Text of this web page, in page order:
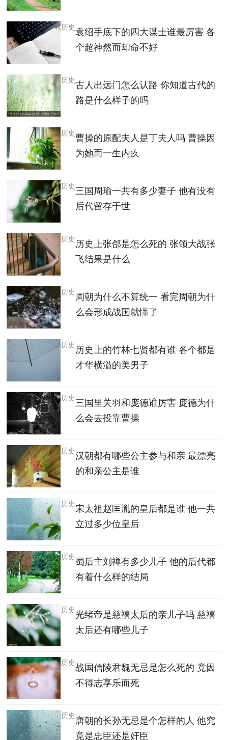
袁绍手底下的四大谋士谁最厉害 各
个超神然而却命不好
历史
古人出远门怎么认路 你知道古代的
路是什么样子的吗
历史
曹操的原配夫人是丁夫人吗 曹操因
为她而一生内疚
历史
三国周瑜一共有多少妻子 他有没有
后代留存于世
历史
历史上张郃是怎么死的 张颌大战张
飞结果是什么
历史
周朝为什么不算统一 看完周朝为什
么会形成战国就懂了
历史
历史上的竹林七贤都有谁 各个都是
才华横溢的美男子
历史
三国里关羽和庞德谁厉害 庞德为什
么会去投靠曹操
历史
汉朝都有哪些公主参与和亲 最漂亮
的和亲公主是谁
历史
宋太祖赵匡胤的皇后都是谁 他一共
立过多少位皇后
历史
蜀后主刘禅有多少儿子 他的后代都
有着什么样的结局
历史
光绪帝是慈禧太后的亲儿子吗 慈禧
太后还有哪些儿子
历史
战国信陵君魏无忌是怎么死的 竟因
不得志享乐而死
历史
唐朝的长孙无忌是个怎样的人 他究
竟是忠臣还是奸臣
历史